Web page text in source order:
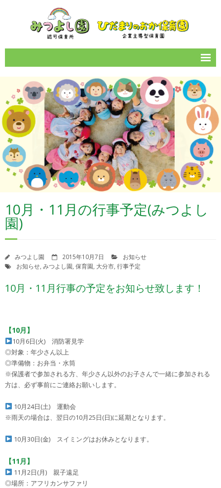
サイトマップ
園のご案内
1日の流れ
年間イベント
保育所情報
お知らせ一覧
カレンダー
女性の働きやすい職場づくり
苦情解決の状況報告
決算報告書
10月・11月の行事予定(みつよし
園)
みつよし園 2015年10月7日
お知らせ
お知らせ みつよし園 保育園 大分市 行事予定
10月・11月行事の予定をお知らせ致します！
【10月】
10月6日(火) 消防署見学
◎対象：年少さん以上
◎準備物：お弁当・水筒
※保護者で参加される方、年少さん以外のお子さんで一緒に参加される
方は、必ず事前にご連絡お願いします。
10月24日(土) 運動会
※雨天の場合は、翌日の10月25日(日)に延期となります。
10月30日(金) スイミングはお休みとなります。
【11月】
11月2日(月) 親子遠足
◎場所：アフリカンサファリ